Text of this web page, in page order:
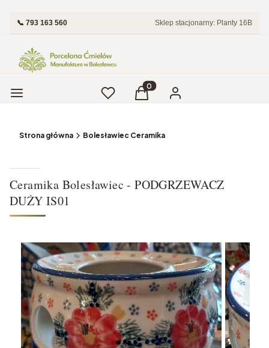
📞 793 163 560 Sklep stacjonarny: Planty 16B
Menu UlubioneProdukty w koszyku: 0.
Koszyk Zaloguj się
Strona główna Bolesławiec Ceramika
Ceramika Bolesławiec - PODGRZEWACZ
DUŻY IS01